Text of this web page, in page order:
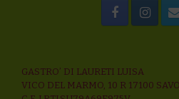
GASTRO’ DI LAURETI LUISA
VICO DEL MARMO, 10 R 17100